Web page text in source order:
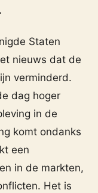
Staten
nieuws dat de
verminderd.
dag hoger
in de
komt ondanks
een
in de markten,
Het is